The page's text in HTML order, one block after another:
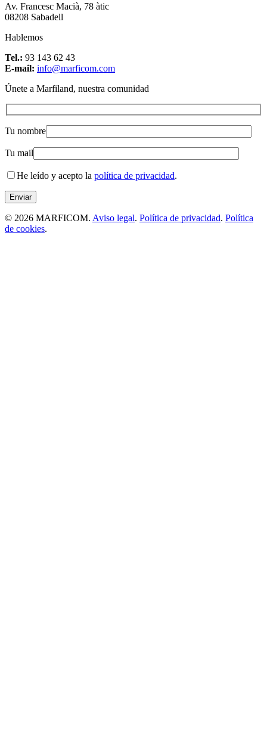
Av. Francesc Macià, 78 àtic
08208 Sabadell
Hablemos
Tel.: 93 143 62 43
E-mail: info@marficom.com
Únete a Marfiland, nuestra comunidad
Tu nombre
Tu mail
He leído y acepto la política de privacidad.
© 2026 MARFICOM. Aviso legal. Política de privacidad. Política
de cookies.